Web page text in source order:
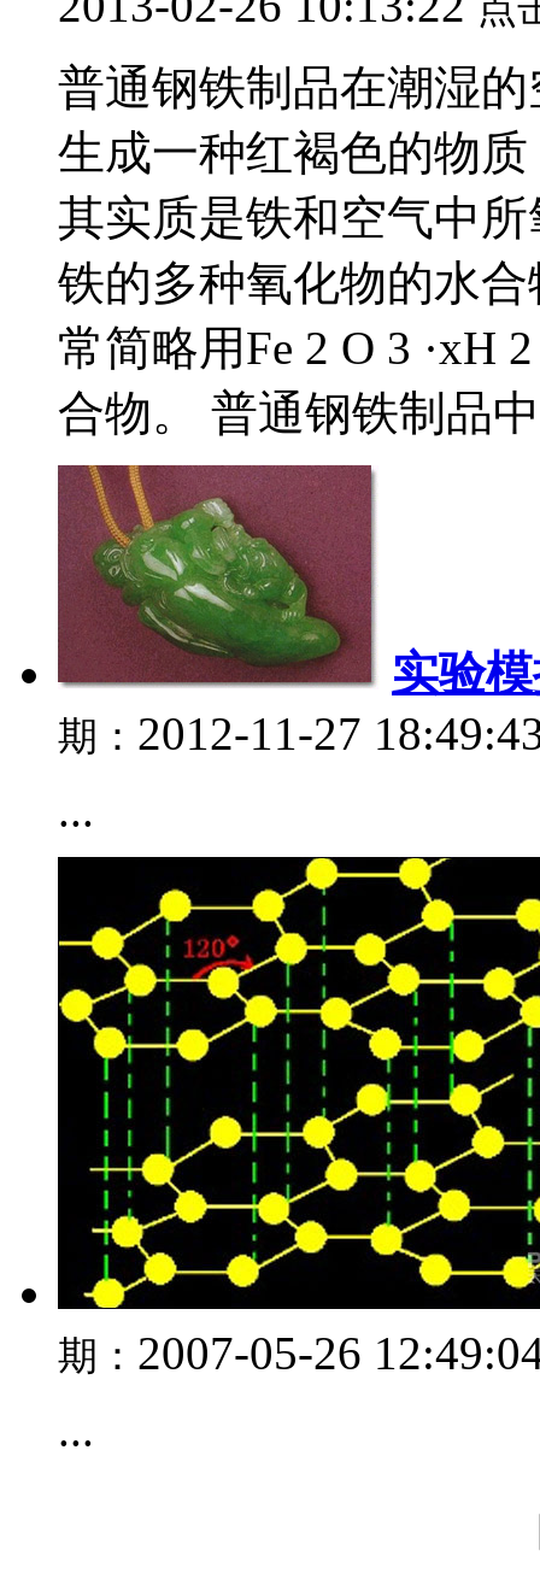
普通钢铁制品在潮湿
生成一种红褐色的物
其实质是铁和空气中
铁的多种氧化物的水
常简略用Fe 2 O 3 ·xH
合物。 普通钢铁制品
实验
期： 2012-11-27
...
期： 2007-05-26
...